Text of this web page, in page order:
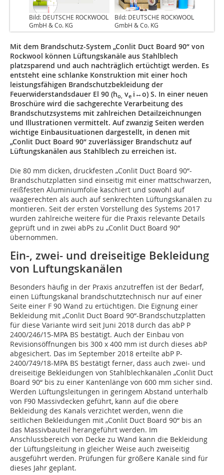
Bild: DEUTSCHE ROCKWOOL
GmbH & Co. KG
Bild: DEUTSCHE ROCKWOOL
GmbH & Co. KG
Mit dem Brandschutz-System „Conlit Duct Board 90“ von
Rockwool können Lüftungskanäle aus Stahlblech
platzsparend und auch nachträglich ertüchtigt werden. Es
entsteht eine schlanke Konstruktion mit einer hoch
leistungsfähigen Brandschutzbekleidung der
Feuerwiderstandsdauer El 90 (ho, ve i↔o) S. In einer neuen
Broschüre wird die sachgerechte Verarbeitung des
Brandschutzsystems mit zahlreichen Detailzeichnungen
und Illustrationen vermittelt. Auf zwanzig Seiten werden
wichtige Einbausituationen dargestellt, in denen mit
„Conlit Duct Board 90“ zuverlässiger Brandschutz auf
Lüftungskanälen aus Stahlblech zu erreichen ist.
Die 80 mm dicken, druckfesten „Conlit Duct Board 90“-
Brandschutzplatten sind einseitig mit einer mattschwarzen,
reißfesten Aluminiumfolie kaschiert und sowohl auf
waagerechten als auch auf senkrechten Lüftungskanälen zu
montieren. Seit der ersten Vorstellung des Systems 2017
wurden zahlreiche weitere für die Praxis relevante Details
geprüft und in zwei abPs zu „Conlit Duct Board 90“
übernommen.
Ein-, zwei- und dreiseitige Bekleidung
von Luftungskanälen
Besonders häufig in der Praxis anzutreffen ist der Bedarf,
einen Lüftungskanal brandschutztechnisch nur auf einer
Seite einer F 90 Wand zu ertüchtigen. Die Eignung einer
Bekleidung mit „Conlit Duct Board 90“-Brandschutzplatten
für diese Variante wird seit Juni 2018 durch das abP P
2400/246/15-MPA BS bestätigt. Auch der Einbau von
Revisionsöffnungen bis 300 x 400 mm ist durch dieses abP
abgesichert. Das im September 2018 erteilte abP P-
2400/749/18-MPA BS bestätigt ferner, dass auch zwei- und
dreiseitige Bekleidungen von Stahlblechkanälen „Conlit Duct
Board 90“ bis zu einer Kantenlänge von 600 mm sicher sind.
Werden Lüftungsleitungen in geringem Abstand unterhalb
von F90­ Massivdecken geführt, kann auf die obere
Bekleidung des Kanals verzichtet werden, wenn die
seitlichen Bekleidungen mit „Conlit Duct Board 90“ bis an
das Massivbauteil herangeführt werden. Im
Anschlussbereich von Decke zu Wand kann die Bekleidung
der Lüftungsleitung in gleicher Weise auch zweiseitig
ausgeführt werden. Prüfungen für größere Kanäle sind für
dieses Jahr geplant.